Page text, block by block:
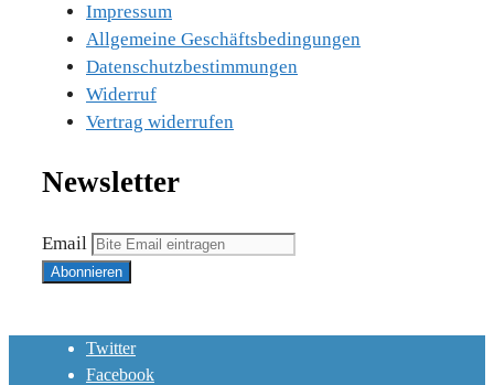
Impressum
Allgemeine Geschäftsbedingungen
Datenschutzbestimmungen
Widerruf
Vertrag widerrufen
Newsletter
Email
Twitter
Facebook